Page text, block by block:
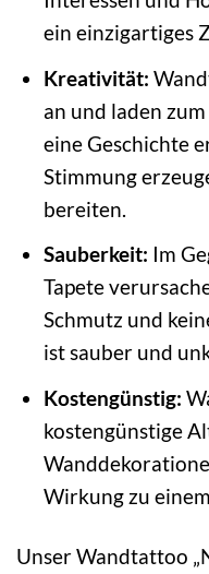
ein einzigartiges
Kreativität:
an und laden
eine Geschichte
Stimmung
bereiten.
Sauberkeit: Im
Tapete
Schmutz und
ist sauber und
Kostengünstig:
kostengünstige
Wirkung zu
Unser Wandtattoo